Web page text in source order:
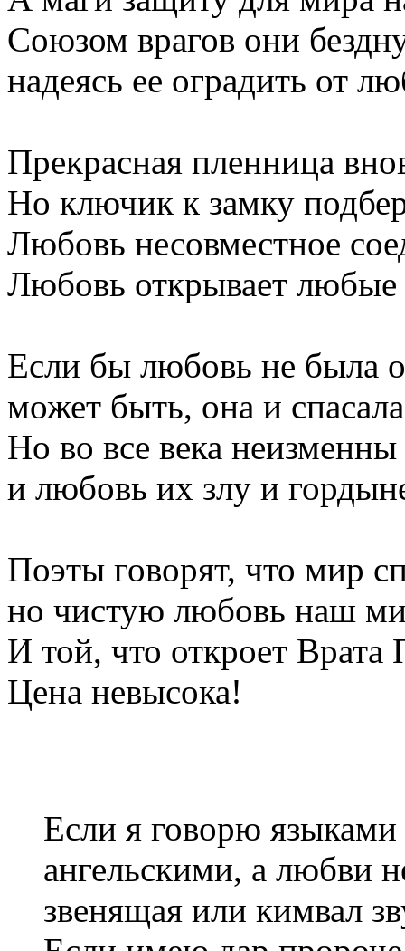
Союзом врагов они
надеясь ее оградить от
Прекрасная пленница
Но ключик к замку
Любовь несовместное
Любовь открывает любые
Если бы любовь не была
может быть, она и
Но во все века
и любовь их злу и
Поэты говорят, что мир
но чистую любовь наш
И той, что откроет
Цена невысока!
Если я говорю
ангельскими, а любви
звенящая или кимвал